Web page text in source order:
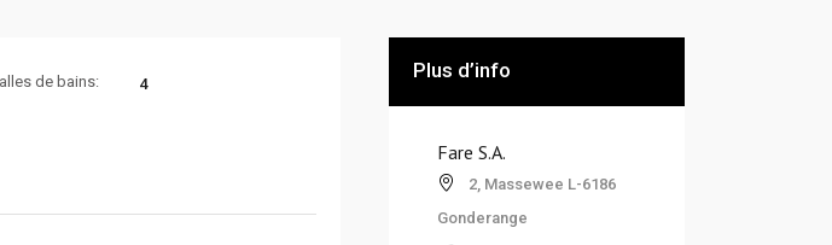
de bains: 4
Plus d’info
Fare S.A.
2, Massewee L-6186
Gonderange